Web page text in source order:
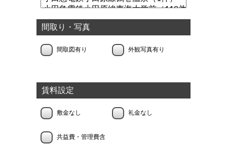
間取り・写真
間取図有り 外観写真有り
賃料設定
敷金なし 礼金なし
共益費・管理費含